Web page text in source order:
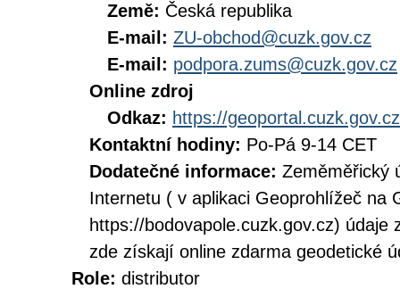
Země: Česká republika
E-mail: ZU-obchod@cuzk.gov.cz
E-mail: podpora.zums@cuzk.gov.cz
Online zdroj
Odkaz: https://geoportal.cuzk.gov.cz
Kontaktní hodiny: Po-Pá 9-14 CET
Dodatečné informace: Zeměměřický
Internetu ( v aplikaci Geoprohlížeč na
https://bodovapole.cuzk.gov.cz)
zde získají online zdarma geodetické
Role: distributor